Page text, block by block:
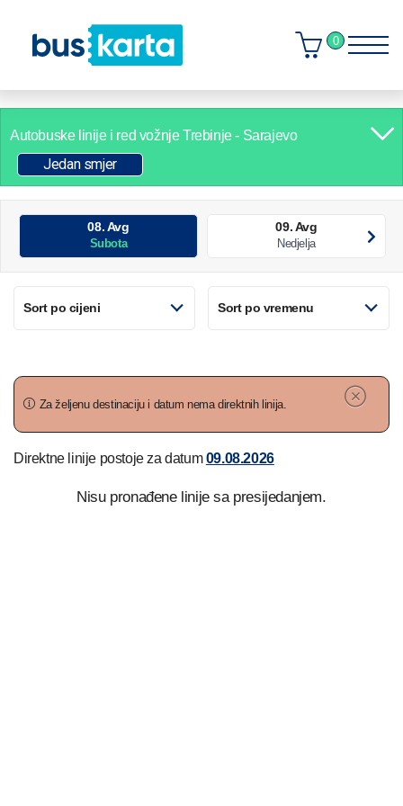
0
Autobuske linije i red vožnjeTrebinje - Sarajevo
Jedan smjer
08. Avg
Subota
09. Avg
Nedjelja
Sort po cijeni Sort po vremenu
Za željenu destinaciju i datum nema direktnih linija.
Direktne linije postoje za datum09.08.2026
Nisu pronađene linije sa presijedanjem.